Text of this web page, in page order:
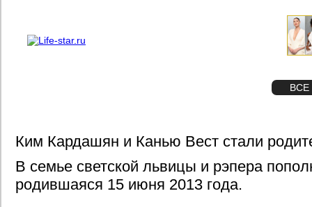
ВСЕ
Ким Кардашян и Канью Вест стали
В семье светской львицы и рэпера
родившаяся 15 июня 2013 года.